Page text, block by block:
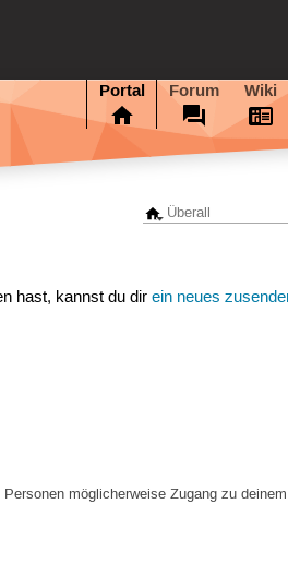
Portal Forum Wiki
hast, kannst du direin neues
möglicherweise Zugang zu